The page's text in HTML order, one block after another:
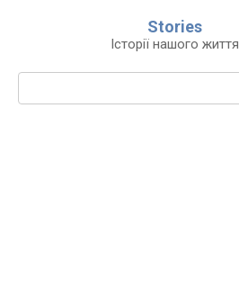
Stories
Історії нашого життя
Пошук: